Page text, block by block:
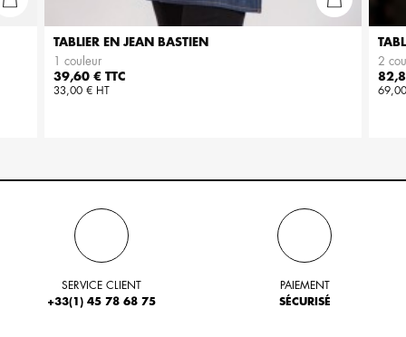
TABLIER EN JEAN BASTIEN
1 couleur
Prix
39,60 € TTC
33,00 € HT
2
Prix
SERVICE CLIENT
+33(1) 45 78 68 75
PAIEMENT
SÉCURISÉ